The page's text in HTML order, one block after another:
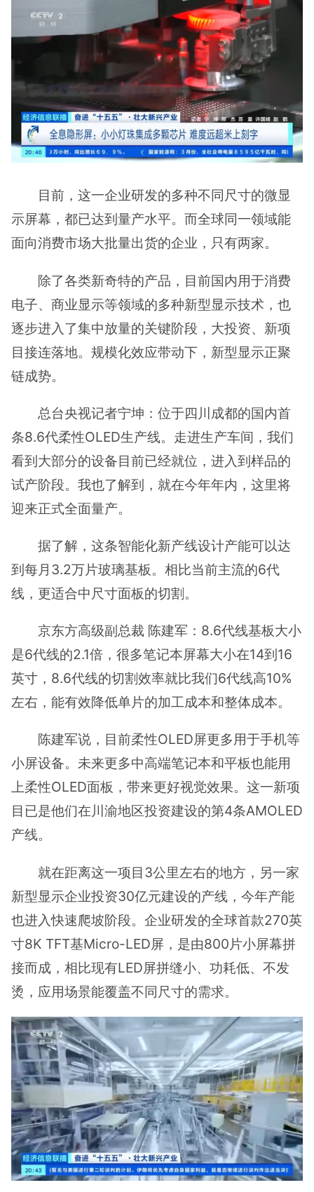
目前，这一企业研发的多种不同尺寸的微显
示屏幕，都已达到量产水平。而全球同一领域能
面向消费市场大批量出货的企业，只有两家。
除了各类新奇特的产品，目前国内用于消费
电子、商业显示等领域的多种新型显示技术，也
逐步进入了集中放量的关键阶段，大投资、新项
目接连落地。规模化效应带动下，新型显示正聚
链成势。
总台央视记者宁坤：位于四川成都的国内首
条8.6代柔性OLED生产线。走进生产车间，我们
看到大部分的设备目前已经就位，进入到样品的
试产阶段。我也了解到，就在今年年内，这里将
迎来正式全面量产。
据了解，这条智能化新产线设计产能可以达
到每月3.2万片玻璃基板。相比当前主流的6代
线，更适合中尺寸面板的切割。
京东方高级副总裁 陈建军：8.6代线基板大小
是6代线的2.1倍，很多笔记本屏幕大小在14到16
英寸，8.6代线的切割效率就比我们6代线高10%
左右，能有效降低单片的加工成本和整体成本。
陈建军说，目前柔性OLED屏更多用于手机等
小屏设备。未来更多中高端笔记本和平板也能用
上柔性OLED面板，带来更好视觉效果。这一新项
目已是他们在川渝地区投资建设的第4条AMOLED
产线。
就在距离这一项目3公里左右的地方，另一家
新型显示企业投资30亿元建设的产线，今年产能
也进入快速爬坡阶段。企业研发的全球首款270英
寸8K TFT基Micro-LED屏，是由800片小屏幕拼
接而成，相比现有LED屏拼缝小、功耗低、不发
烫，应用场景能覆盖不同尺寸的需求。